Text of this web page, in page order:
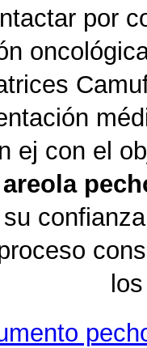
por
ej con el
areola
su